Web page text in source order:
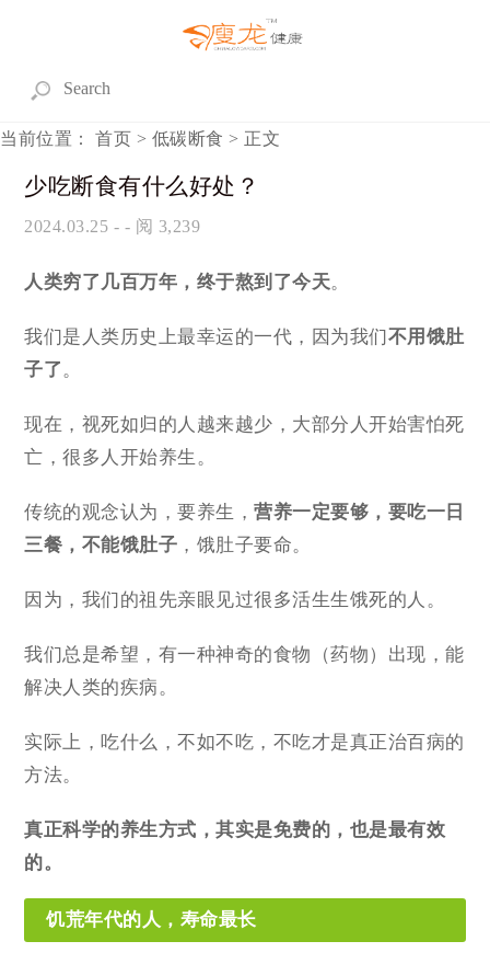
当前位置： 首页 > 低碳断食 > 正文
少吃断食有什么好处？
2024.03.25 - - 阅 3,239
人类穷了几百万年，终于熬到了今天。
我们是人类历史上最幸运的一代，因为我们不用饿肚
子了 。
现在，视死如归的人越来越少，大部分人开始害怕死
亡，很多人开始养生。
传统的观念认为，要养生，营养一定要够，要吃一日
三餐，不能饿肚子 ，饿肚子要命。
因为，我们的祖先亲眼见过很多活生生饿死的人。
我们总是希望，有一种神奇的食物（药物）出现，能
解决人类的疾病。
实际上，吃什么，不如不吃，不吃才是真正治百病的
方法。
真正科学的养生方式，其实是免费的，也是最有效
的。
饥荒年代的人，寿命最长